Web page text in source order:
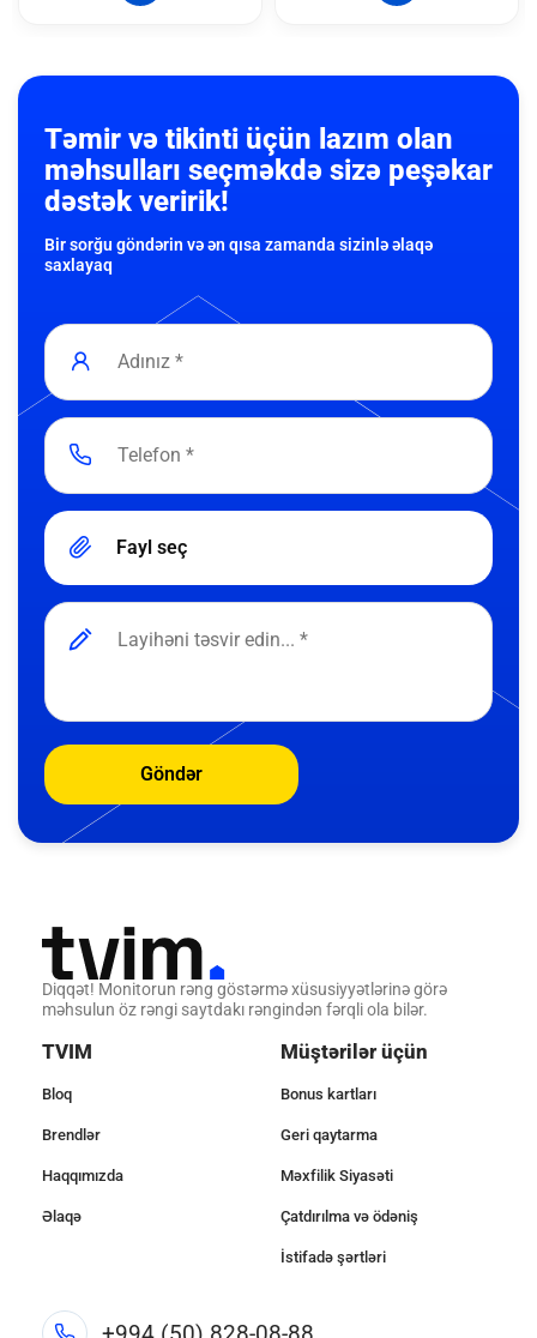
Təmir və tikinti üçün lazım olan
məhsulları seçməkdə sizə peşəkar
dəstək veririk!
Bir sorğu göndərin və ən qısa zamanda sizinlə əlaqə
saxlayaq
Fayl seç
Göndər
Diqqət! Monitorun rəng göstərmə xüsusiyyətlərinə görə
məhsulun öz rəngi saytdakı rəngindən fərqli ola bilər.
TVIM
Bloq
Brendlər
Haqqımızda
Əlaqə
Müştərilər üçün
Bonus kartları
Geri qaytarma
Məxfilik Siyasəti
Çatdırılma və ödəniş
İstifadə şərtləri